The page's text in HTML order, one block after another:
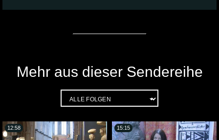
Mehr aus dieser Sendereihe
12:58 15:15